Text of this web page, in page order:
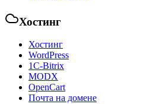
Хостинг
Хостинг
WordPress
1С-Bitrix
MODX
OpenCart
Почта на домене